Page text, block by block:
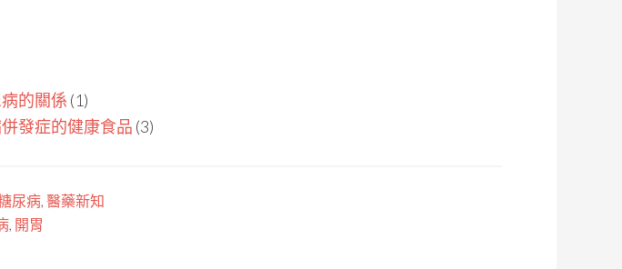
的關係 (1)
發症的健康食品 (3)
尿病, 醫藥新知
, 開胃